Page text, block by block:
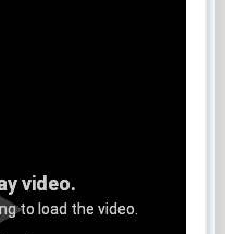
video.
to load the video.